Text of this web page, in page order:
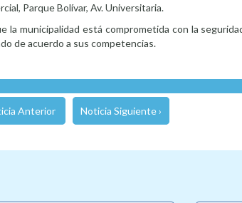
Parque Bolívar, Av. Universitaria.
la municipalidad está comprometida con la
de acuerdo a sus competencias.
Anterior Noticia Siguiente ›